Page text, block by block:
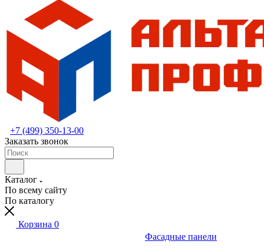
+7 (499) 350-13-00
Заказать звонок
Каталог
По всему сайту
По каталогу
Корзина 0
Фасадные панели